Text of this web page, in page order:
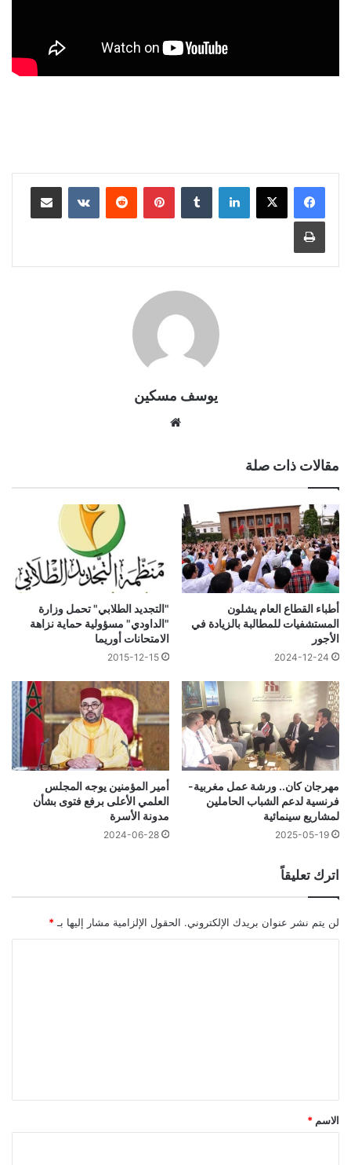
لينكدإن بينتيريست مشاركة عبر البريد
طباعة
يوسف مسكين
مقالات ذات صلة
أطباء القطاع العام يشلون
المستشفيات للمطالبة بالزيادة في
الأجور
2024-12-24
"التجديد الطلابي" تحمل وزارة
"الداودي" مسؤولية حماية نزاهة
الامتحانات أوريما
2015-12-15
مهرجان كان.. ورشة عمل مغربية-
فرنسية لدعم الشباب الحاملين
لمشاريع سينمائية
2025-05-19
أمير المؤمنين يوجه المجلس
العلمي الأعلى برفع فتوى بشأن
مدونة الأسرة
2024-06-28
اترك تعليقاً
لن يتم نشر عنوان بريدك الإلكتروني. الحقول الإلزامية مشار إليها بـ *
*
الاسم *